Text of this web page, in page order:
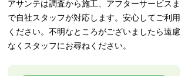
子を逐一報告してくれて、安心して任
せることができました。
アサンテは調査から施工、アフターサービスま
で自社スタッフが対応します。安心してご利用
ください。不明なところがございましたら遠慮
なくスタッフにお尋ねください。